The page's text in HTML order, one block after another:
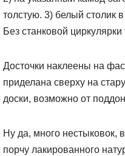
толстую. 3) белый столик
Без станковой циркулярки
Досточки наклеены на
приделана сверху на
доски, возможно от
Ну да, много нестыковок,
порчу лакированного